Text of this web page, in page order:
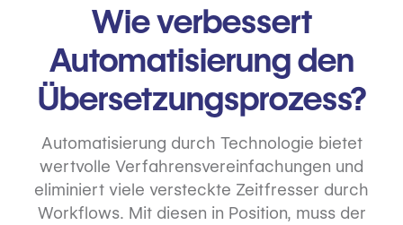
Wie verbessert
Automatisierung den
Übersetzungsprozess?
Automatisierung durch Technologie bietet
wertvolle Verfahrensvereinfachungen und
eliminiert viele versteckte Zeitfresser durch
Workflows. Mit diesen in Position, muss der